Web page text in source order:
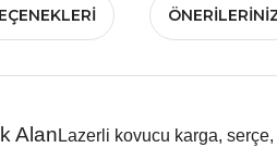
Alan Lazerli kovucu karga,